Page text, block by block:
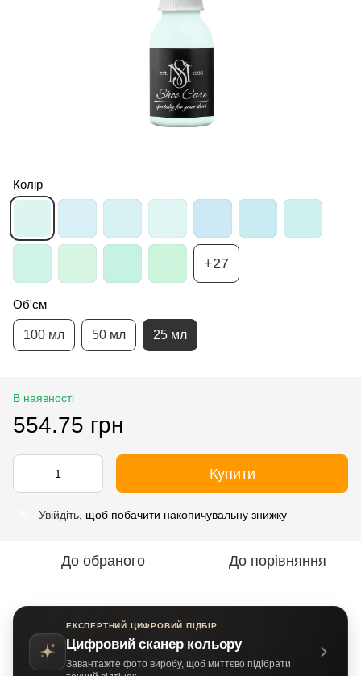
Колір
+27
Об'єм
100 мл 50 мл 25 мл
В наявності
554.75 грн
Купити
Увійдіть , щоб побачити накопичувальну знижку
До обраного До порівняння
ЕКСПЕРТНИЙ ЦИФРОВИЙ ПІДБІР
Цифровий сканер кольору
Завантажте фото виробу, щоб миттєво підібрати